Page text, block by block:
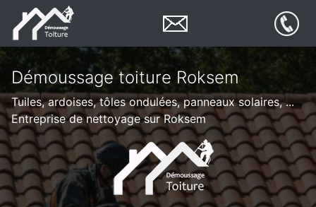
Démoussage toiture Roksem
Tuiles, ardoises, tôles ondulées, panneaux solaires, ...
Entreprise de nettoyage sur Roksem